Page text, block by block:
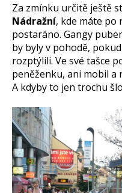
Za zmínku určitě ještě
Nádražní, kde máte po
postaráno. Gangy
by byly v pohodě,
rozptýlili. Ve své tašce
peněženku, ani mobil a
A kdyby to jen trochu